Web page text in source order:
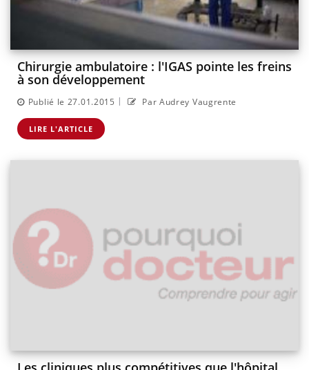
Chirurgie ambulatoire : l'IGAS pointe les freins
à son développement
Publié le 27.01.2015 | Par Audrey Vaugrente
LIRE L'ARTICLE